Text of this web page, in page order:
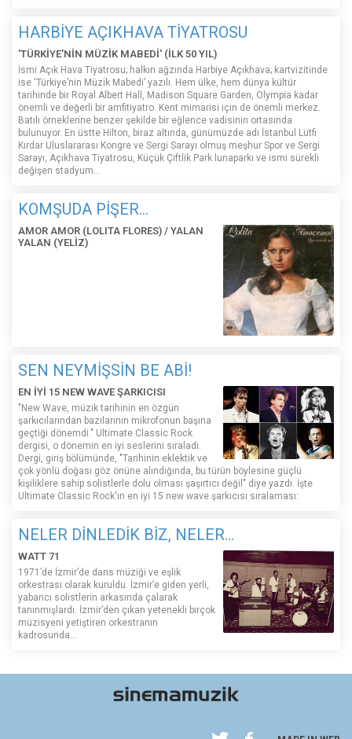
HARBİYE AÇIKHAVA TİYATROSU
'TÜRKİYE'NİN MÜZİK MABEDİ' (İLK 50 YIL)
İsmi Açık Hava Tiyatrosu; halkın ağzında Harbiye Açıkhava; kartvizitinde
ise ‘Türkiye’nin Müzik Mabedi’ yazılı. Hem ülke, hem dünya kültür
tarihinde bir Royal Albert Hall, Madison Square Garden, Olympia kadar
önemli ve değerli bir amfitiyatro. Kent mimarisi için de önemli merkez.
Batılı örneklerine benzer şekilde bir eğlence vadisinin ortasında
bulunuyor. En üstte Hilton, biraz altında, günümüzde adı İstanbul Lütfi
Kırdar Uluslararası Kongre ve Sergi Sarayı olmuş meşhur Spor ve Sergi
Sarayı, Açıkhava Tiyatrosu, Küçük Çiftlik Park lunaparkı ve ismi sürekli
değişen stadyum…
KOMŞUDA PİŞER...
AMOR AMOR (LOLITA FLORES) / YALAN
YALAN (YELİZ)
SEN NEYMİŞSİN BE ABİ!
EN İYİ 15 NEW WAVE ŞARKICISI
"New Wave, müzik tarihinin en özgün
şarkıcılarından bazılarının mikrofonun başına
geçtiği dönemdi." Ultimate Classic Rock
dergisi, o dönemin en iyi seslerini sıraladı.
Dergi, giriş bölümünde, "Tarihinin eklektik ve
çok yönlü doğası göz önüne alındığında, bu türün böylesine güçlü
kişiliklere sahip solistlerle dolu olması şaşırtıcı değil" diye yazdı. İşte
Ultimate Classic Rock'ın en iyi 15 new wave şarkıcısı sıralaması:
NELER DİNLEDİK BİZ, NELER...
WATT 71
1971’de İzmir’de dans müziği ve eşlik
orkestrası olarak kuruldu. İzmir’e giden yerli,
yabancı solistlerin arkasında çalarak
tanınmışlardı. İzmir’den çıkan yetenekli birçok
müzisyeni yetiştiren orkestranın
kadrosunda...